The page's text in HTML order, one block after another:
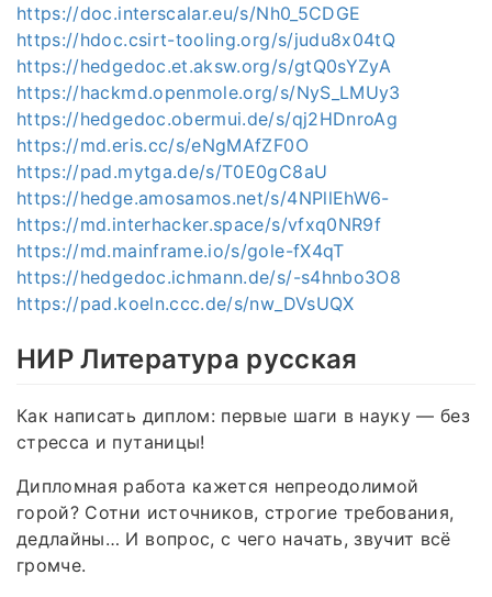
https://doc.interscalar.eu/s/Nh0_5CDGE
https://hdoc.csirt-tooling.org/s/judu8x04tQ
https://hedgedoc.et.aksw.org/s/gtQ0sYZyA
https://hackmd.openmole.org/s/NyS_LMUy3
https://hedgedoc.obermui.de/s/qj2HDnroAg
https://md.eris.cc/s/eNgMAfZF0O
https://pad.mytga.de/s/T0E0gC8aU
https://hedge.amosamos.net/s/4NPllEhW6-
https://md.interhacker.space/s/vfxq0NR9f
https://md.mainframe.io/s/gole-fX4qT
https://hedgedoc.ichmann.de/s/-s4hnbo3O8
https://pad.koeln.ccc.de/s/nw_DVsUQX
НИР Литература русская
Как написать диплом: первые шаги в науку — без
стресса и путаницы!
Дипломная работа кажется непреодолимой
горой? Сотни источников, строгие требования,
дедлайны… И вопрос, с чего начать, звучит всё
громче.